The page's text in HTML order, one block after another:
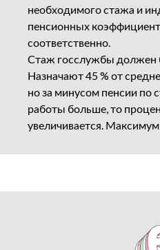
необходимого стажа и
пенсионных
соответственно.
Стаж госслужбы должен
Назначают 45 % от
но за минусом пенсии по
работы больше, то
увеличивается.